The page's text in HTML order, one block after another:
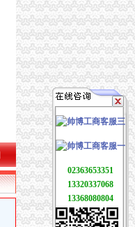
02363653351
13320337068
13368080804